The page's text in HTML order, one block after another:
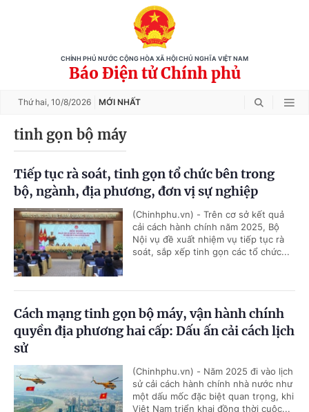
CHÍNH PHỦ NƯỚC CỘNG HÒA XÃ HỘI CHỦ NGHĨA VIỆT NAM
Báo Điện tử Chính phủ
Thứ hai, 10/8/2026 MỚI NHẤT
tinh gọn bộ máy
Tiếp tục rà soát, tinh gọn tổ chức bên trong
bộ, ngành, địa phương, đơn vị sự nghiệp
(Chinhphu.vn) - Trên cơ sở kết quả
cải cách hành chính năm 2025, Bộ
Nội vụ đề xuất nhiệm vụ tiếp tục rà
soát, sắp xếp tinh gọn các tổ chức...
Cách mạng tinh gọn bộ máy, vận hành chính
quyền địa phương hai cấp: Dấu ấn cải cách lịch
sử
(Chinhphu.vn) - Năm 2025 đi vào lịch
sử cải cách hành chính nhà nước như
một dấu mốc đặc biệt quan trọng, khi
Việt Nam triển khai đồng thời cuộc...